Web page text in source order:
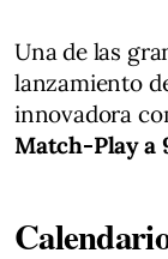
Una de las
lanzamiento
innovadora
Match-Play a